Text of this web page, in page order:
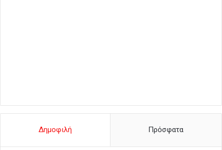
Δημοφιλή Πρόσφατα